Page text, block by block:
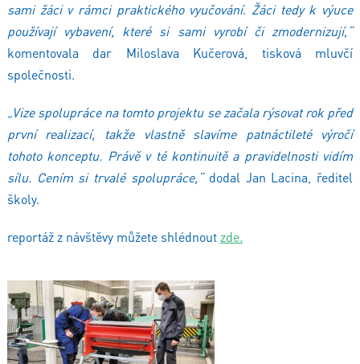
sami žáci v rámci praktického vyučování. Žáci tedy k výuce
používají vybavení, které si sami vyrobí či zmodernizují,“
komentovala dar Miloslava Kučerová, tisková mluvčí
společnosti.
„Vize spolupráce na tomto projektu se začala rýsovat rok před
první realizací, takže vlastně slavíme patnáctileté výročí
tohoto konceptu. Právě v té kontinuitě a pravidelnosti vidím
sílu. Cením si trvalé spolupráce,“dodal Jan Lacina, ředitel
školy.
reportáž z návštěvy můžete shlédnoutzde.